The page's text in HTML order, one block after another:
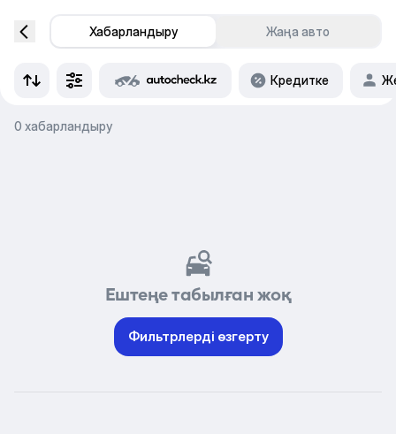
Хабарландыру Жаңа авто
Кредитке
0 хабарландыру
Ештеңе табылған жоқ
Фильтрлерді өзгерту